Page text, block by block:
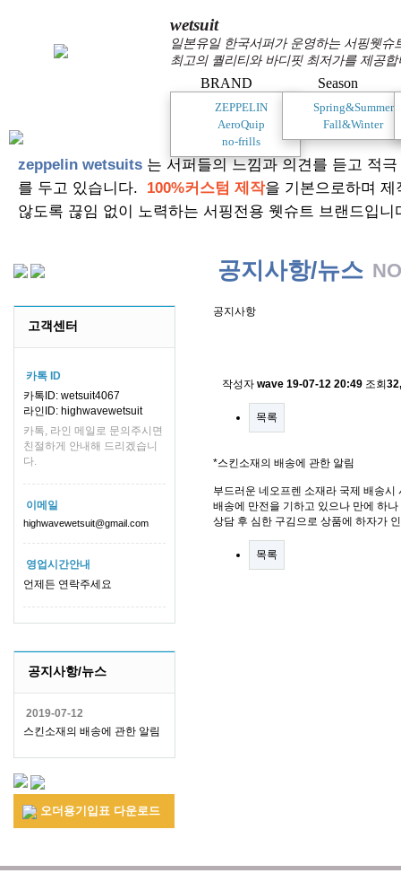
wetsuit
일본유일 한국서퍼가 운영하는 서핑웻
최고의 퀄리티와 바디핏 최저가를 제공합
BRAND
ZEPPELIN
AeroQuip
no-frills
Season
Spring&Summer
Fall&Winter
zeppelin wetsuits 는 서퍼들의 느낌과 의견를 듣고 적
를 두고 있습니다. 100%커스텀 제작을 기본으로하며
않도록 끊임 없이 노력하는 서핑전용 웻슈트 브랜드입니
고객센터
카톡 ID
카톡ID: wetsuit4067
라인ID: highwavewetsuit
카톡, 라인 메일로 문의주시면
친절하게 안내해 드리겠습니
다.
이메일
highwavewetsuit@gmail.com
영업시간안내
언제든 연락주세요
공지사항/뉴스
2019-07-12
스킨소재의 배송에 관한 알림
오더용기입표 다운로드
공지사항/뉴스
공지사항
작성자 wave 19-07-12 20:49 조회
목록
*스킨소재의 배송에 관한 알림
부드러운 네오프렌 소재라 국제 배송
배송에 만전을 기하고 있으나 만에 하
상담 후 심한 구김으로 상품에 하자가
목록